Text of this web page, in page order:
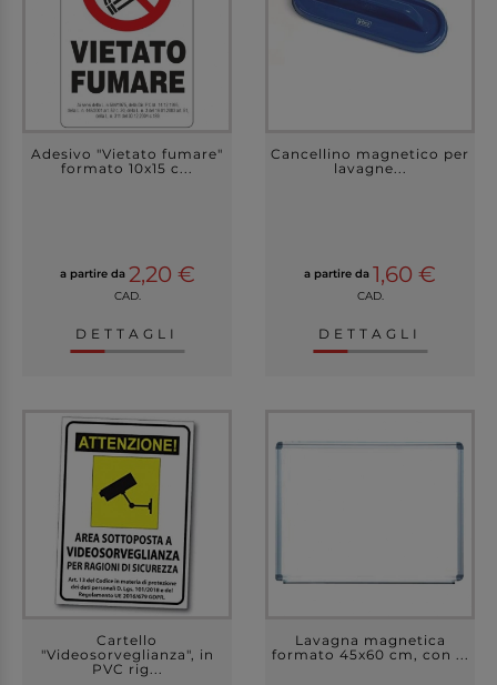
Adesivo "Vietato fumare"
formato 10x15 c...
a partire da 2,20 €
CAD.
DETTAGLI
Cancellino magnetico per
lavagne...
a partire da 1,60 €
CAD.
DETTAGLI
Cartello
"Videosorveglianza", in
PVC rig...
Lavagna magnetica
formato 45x60 cm, con ...